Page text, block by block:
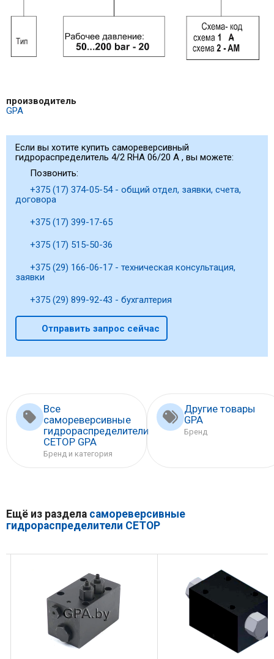
производитель
GPA
Если вы хотите купить самореверсивный
гидрораспределитель 4/2 RHA 06/20 A , вы можете:
Позвонить:
+375 (17) 374-05-54 - общий отдел, заявки, счета,
договора
+375 (17) 399-17-65
+375 (17) 515-50-36
+375 (29) 166-06-17 - техническая консультация,
заявки
+375 (29) 899-92-43 - бухгалтерия
Отправить запрос сейчас
Все
самореверсивные
гидрораспределители
CETOP GPA
Бренд и категория
Другие товары
GPA
Бренд
Ещё из раздела самореверсивные
гидрораспределители CETOP